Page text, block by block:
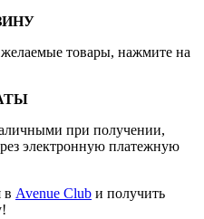
желаемые товары, нажмите на
при получении,
электронную платежную
в Avenue Club и получить